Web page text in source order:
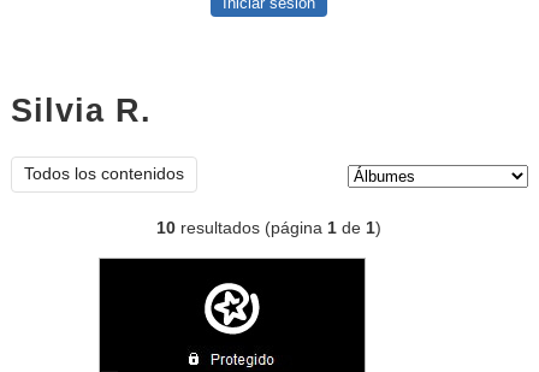
Silvia R.
Todos los contenidos
10 resultados (página1 de1)